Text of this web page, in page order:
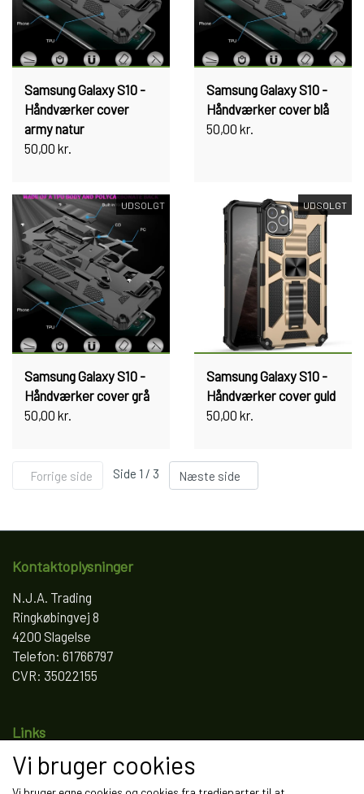
Samsung Galaxy S10 -
Håndværker cover
army natur
50,00 kr.
Samsung Galaxy S10 -
Håndværker cover blå
50,00 kr.
UDSOLGT
Samsung Galaxy S10 -
Håndværker cover grå
50,00 kr.
UDSOLGT
Samsung Galaxy S10 -
Håndværker cover guld
50,00 kr.
Forrige side Side 1 / 3 Næste side
Kontaktoplysninger
N.J.A. Trading
Ringkøbingvej 8
4200 Slagelse
Telefon: 61766797
CVR: 35022155
Links
Salgs- og leveringsbetingelser
Vi bruger cookies